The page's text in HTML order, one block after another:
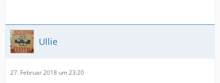
Ullie
27. Februar 2018 um 23:20